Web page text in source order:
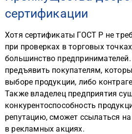
сертификации
Хотя сертификаты ГОСТ Р не
при проверках в торговых
большинство
предъявить покупателям,
выборе продукции, либо
Также владелец предприятия
конкурентоспособность
репутацию, сможет ссылаться
в рекламных акциях.